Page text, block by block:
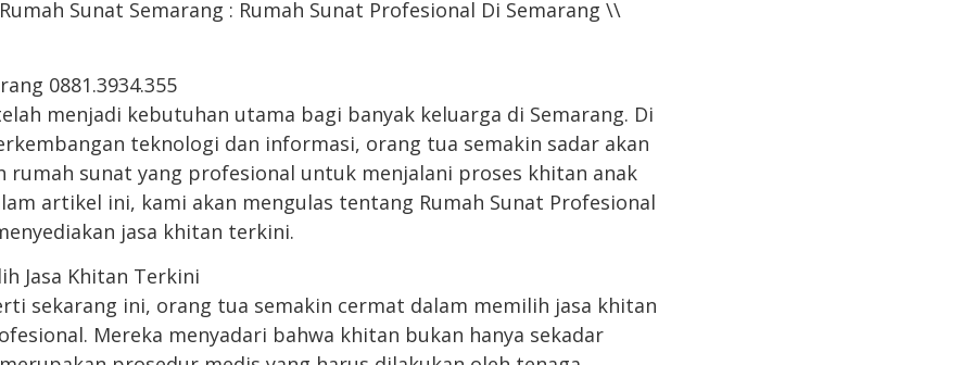
Sunat Semarang : Rumah Sunat Profesional Di Semarang \\
0881.3934.355
menjadi kebutuhan utama bagi banyak keluarga di Semarang. Di
teknologi dan informasi, orang tua semakin sadar akan
rumah sunat yang profesional untuk menjalani proses khitan anak
artikel ini, kami akan mengulas tentang Rumah Sunat Profesional
jasa khitan terkini.
Jasa Khitan Terkini
sekarang ini, orang tua semakin cermat dalam memilih jasa khitan
Mereka menyadari bahwa khitan bukan hanya sekadar